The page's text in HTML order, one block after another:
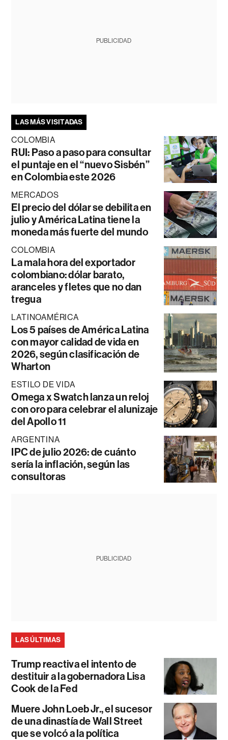
PUBLICIDAD
LAS MÁS VISITADAS
COLOMBIA
RUI: Paso a paso para consultar
el puntaje en el “nuevo Sisbén”
en Colombia este 2026
MERCADOS
El precio del dólar se debilita en
julio y América Latina tiene la
moneda más fuerte del mundo
COLOMBIA
La mala hora del exportador
colombiano: dólar barato,
aranceles y fletes que no dan
tregua
LATINOAMÉRICA
Los 5 países de América Latina
con mayor calidad de vida en
2026, según clasificación de
Wharton
ESTILO DE VIDA
Omega x Swatch lanza un reloj
con oro para celebrar el alunizaje
del Apollo 11
ARGENTINA
IPC de julio 2026: de cuánto
sería la inflación, según las
consultoras
PUBLICIDAD
LAS ÚLTIMAS
Trump reactiva el intento de
destituir a la gobernadora Lisa
Cook de la Fed
Muere John Loeb Jr., el sucesor
de una dinastía de Wall Street
que se volcó a la política